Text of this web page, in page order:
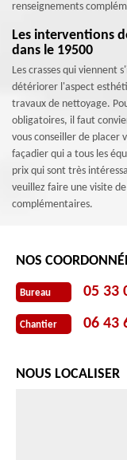
renseignements
Les interventions
dans le 19500
Les crasses qui viennent
détériorer l'aspect
travaux de nettoyage.
obligatoires, il faut
vous conseiller de placer
façadier qui a tous les
prix qui sont très
veuillez faire une visite
complémentaires.
NOS
Bureau 05 33
Chantier 06 43
NOUS LOCALISER